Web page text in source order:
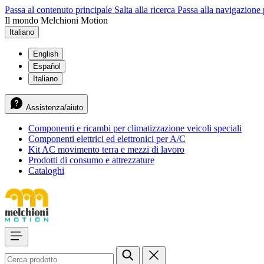
Passa al contenuto principale Salta alla ricerca Passa alla
Il mondo Melchioni Motion
Italiano
English
Español
Italiano
Assistenza/aiuto
Componenti e ricambi per climatizzazione veicoli speciali
Componenti elettrici ed elettronici per A/C
Kit AC movimento terra e mezzi di lavoro
Prodotti di consumo e attrezzature
Cataloghi